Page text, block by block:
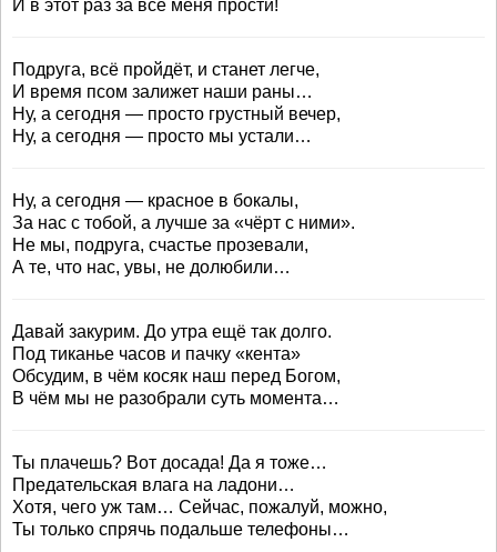
И в этот раз за все меня прости!
Подруга, всё пройдёт, и станет легче,
И время псом залижет наши раны…
Ну, а сегодня — просто грустный вечер,
Ну, а сегодня — просто мы устали…
Ну, а сегодня — красное в бокалы,
За нас с тобой, а лучше за «чёрт с ними».
Не мы, подруга, счастье прозевали,
А те, что нас, увы, не долюбили…
Давай закурим. До утра ещё так долго.
Под тиканье часов и пачку «кента»
Обсудим, в чём косяк наш перед Богом,
В чём мы не разобрали суть момента…
Ты плачешь? Вот досада! Да я тоже…
Предательская влага на ладони…
Хотя, чего уж там… Сейчас, пожалуй, можно,
Ты только спрячь подальше телефоны…